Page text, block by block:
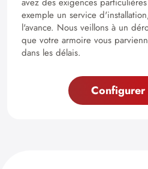
exemple un service
l'avance. Nous veillons à un
que votre armoire vous
dans les délais.
Configurer